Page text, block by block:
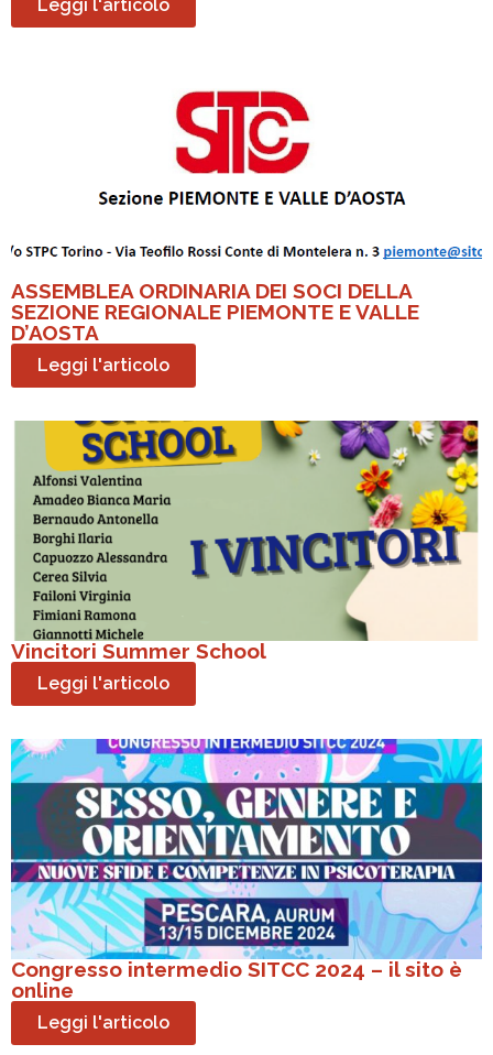
Leggi l'articolo
ASSEMBLEA ORDINARIA DEI SOCI DELLA
SEZIONE REGIONALE PIEMONTE E VALLE
D’AOSTA
Leggi l'articolo
Vincitori Summer School
Leggi l'articolo
Congresso intermedio SITCC 2024 – il sito è
online
Leggi l'articolo